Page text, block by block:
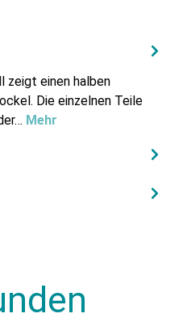
zeigt einen halben
Die einzelnen Teile
Mehr